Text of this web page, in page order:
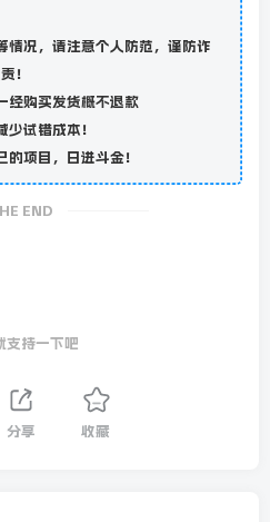
情况，请注意个人防范，谨防诈
！
经购买发货概不退款
试错成本！
项目，日进斗金！
END
支持一下吧
分享 收藏